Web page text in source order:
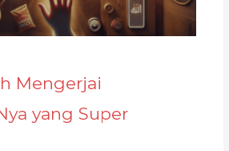
Mengerjai
yang Super